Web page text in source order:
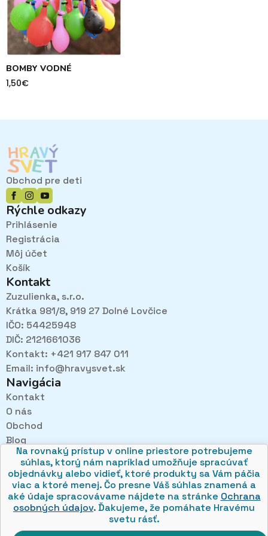
Pri návštevách kamenného obchodu pozorne
načúvame malým aj veľkým, aby sme zistili, čo sa Vám
v obchode páči najviac a mohli sa tak posúvať vpred.
Na rovnaký prístup v online priestore potrebujeme
súhlas, ktorý nám napríklad umožňuje spracúvať
objednávky alebo vidieť, ktoré produkty sa Vám páčia
viac a ktoré menej. Čo presne Váš súhlas znamená a
aké údaje spracovávame nájdete na stránke Ochrana
osobných údajov. Ďakujeme, že pomáhate Hravému
svetu rásť.
BOMBY VODNÉ
1,50€
Obchod pre deti
Rýchle odkazy
Prihlásenie
Registrácia
Môj účet
Košík
Kontakt
Zuzulienka, s.r.o.
Krátka 981/8, 919 27 Dolné Lovčice
IČO: 54425948
DIČ: 2121661036
Kontakt: +421 917 847 011
Email: info@hravysvet.sk
Navigácia
Kontakt
O nás
Obchod
Blog
Obchodné podmienky
Ochrana osobných údajov
© 2026 hravysvet.sk